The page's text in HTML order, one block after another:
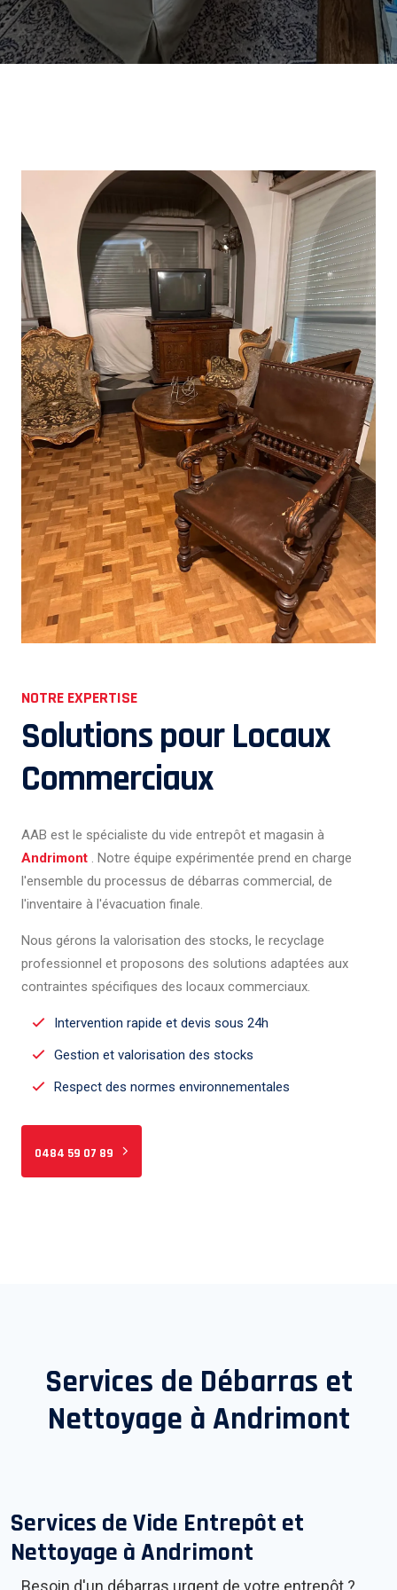
NOTRE EXPERTISE
Solutions pour Locaux
Commerciaux
AAB est le spécialiste du vide entrepôt et magasin à
Andrimont . Notre équipe expérimentée prend en charge
l'ensemble du processus de débarras commercial, de
l'inventaire à l'évacuation finale.
Nous gérons la valorisation des stocks, le recyclage
professionnel et proposons des solutions adaptées aux
contraintes spécifiques des locaux commerciaux.
Intervention rapide et devis sous 24h
Gestion et valorisation des stocks
Respect des normes environnementales
0484 59 07 89
Services de Débarras et
Nettoyage à Andrimont
Services de Vide Entrepôt et
Nettoyage àAndrimont
Besoin d'un débarras urgent de votre entrepôt ?